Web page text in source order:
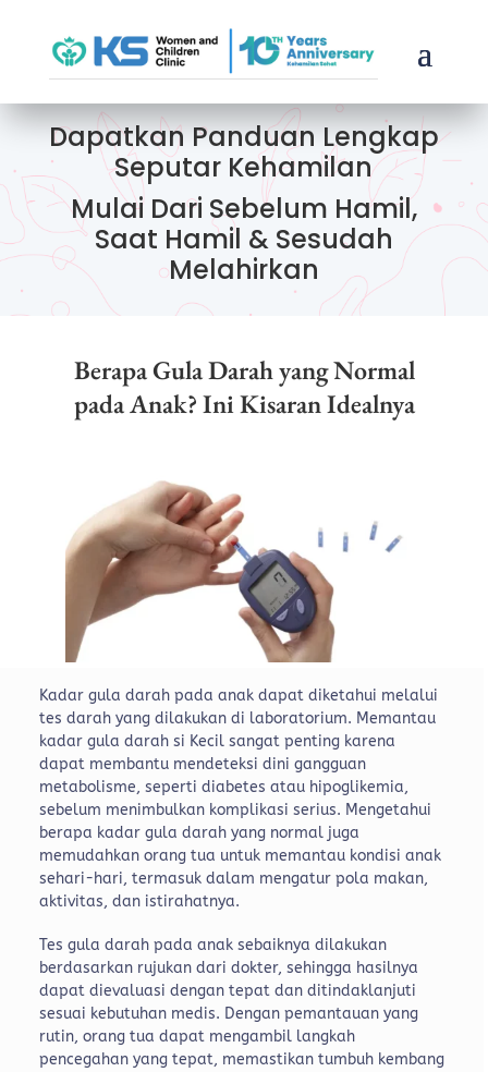
Dapatkan Panduan Lengkap
Seputar Kehamilan
Mulai Dari Sebelum Hamil,
Saat Hamil & Sesudah
Melahirkan
Berapa Gula Darah yang Normal
pada Anak? Ini Kisaran Idealnya
Kadar gula darah pada anak dapat diketahui melalui
tes darah yang dilakukan di laboratorium. Memantau
kadar gula darah si Kecil sangat penting karena
dapat membantu mendeteksi dini gangguan
metabolisme, seperti diabetes atau hipoglikemia,
sebelum menimbulkan komplikasi serius. Mengetahui
berapa kadar gula darah yang normal juga
memudahkan orang tua untuk memantau kondisi anak
sehari-hari, termasuk dalam mengatur pola makan,
aktivitas, dan istirahatnya.
Tes gula darah pada anak sebaiknya dilakukan
berdasarkan rujukan dari dokter, sehingga hasilnya
dapat dievaluasi dengan tepat dan ditindaklanjuti
sesuai kebutuhan medis. Dengan pemantauan yang
rutin, orang tua dapat mengambil langkah
pencegahan yang tepat, memastikan tumbuh kembang